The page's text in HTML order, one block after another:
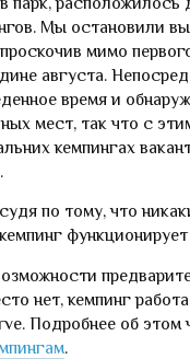
Мы остановили
мимо
августа.
время и
мест, так что с
кемпингах
судя по тому, что
нет, кемпинг
Подробнее об этом
.